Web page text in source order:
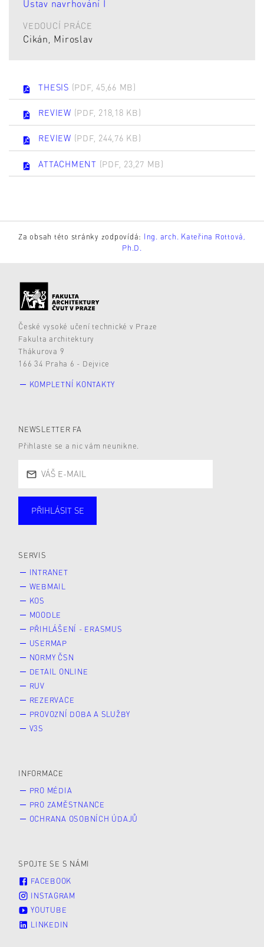
Ústav navrhování I
VEDOUCÍ PRÁCE
Cikán, Miroslav
THESIS (PDF, 45,66 MB)
REVIEW (PDF, 218,18 KB)
REVIEW (PDF, 244,76 KB)
ATTACHMENT (PDF, 23,27 MB)
Za obsah této stránky zodpovídá: Ing. arch. Kateřina Rottová,
Ph.D.
České vysoké učení technické v Praze
Fakulta architektury
Thákurova 9
166 34 Praha 6 - Dejvice
KOMPLETNÍ KONTAKTY
NEWSLETTER FA
Přihlaste se a nic vám neunikne.
PŘIHLÁSIT SE
SERVIS
INTRANET
WEBMAIL
KOS
MOODLE
PŘIHLÁŠENÍ - ERASMUS
USERMAP
NORMY ČSN
DETAIL ONLINE
RUV
REZERVACE
PROVOZNÍ DOBA A SLUŽBY
V3S
INFORMACE
PRO MÉDIA
PRO ZAMĚSTNANCE
OCHRANA OSOBNÍCH ÚDAJŮ
SPOJTE SE S NÁMI
FACEBOOK
INSTAGRAM
YOUTUBE
LINKEDIN